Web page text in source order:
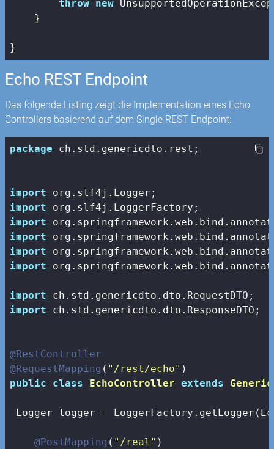
throw new
    }
}
Echo REST Endpoint
Das folgende Listing zeigt die Implementation eines Echo
Controllers basierend auf dem Single REST Endpoint:
package ch.std.genericdto.rest;
import
import
import
import
import
import
import
import ch.std.genericdto.dto.ResponseDTO;
@RestController
@RequestMapping ( "/rest/echo"
public
class EchoController extends
Logger logger =
@PostMapping ( "/real" )